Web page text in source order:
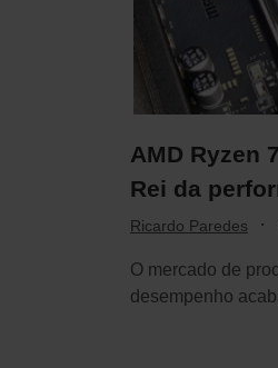
AMD Ryzen
Rei da
Ricardo Paredes ·
O mercado de
desempenho